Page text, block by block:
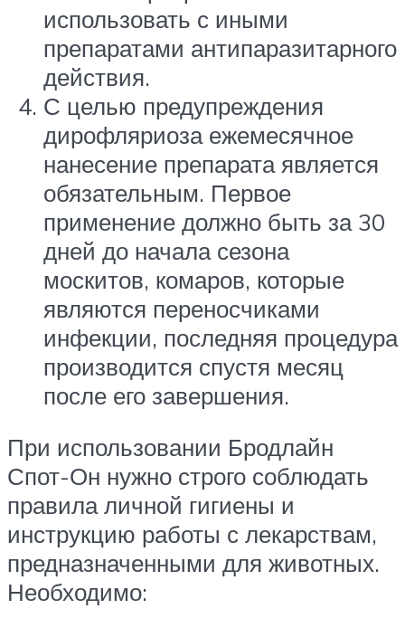
использовать с иными
препаратами антипаразитарного
действия.
С целью предупреждения
дирофляриоза ежемесячное
нанесение препарата является
обязательным. Первое
применение должно быть за 30
дней до начала сезона
москитов, комаров, которые
являются переносчиками
инфекции, последняя процедура
производится спустя месяц
после его завершения.
При использовании Бродлайн
Спот-Он нужно строго соблюдать
правила личной гигиены и
инструкцию работы с лекарствам,
предназначенными для животных.
Необходимо: